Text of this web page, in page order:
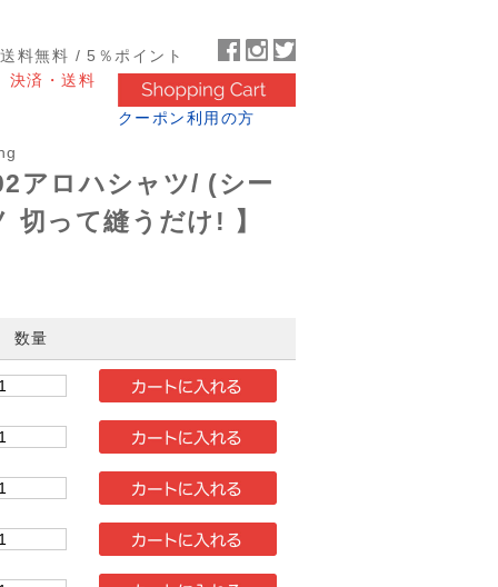
料無料 / 5％ポイント
決済・送料
クーポン利用の方
アロハシャツ/ (シー
切って縫うだけ! 】
数量